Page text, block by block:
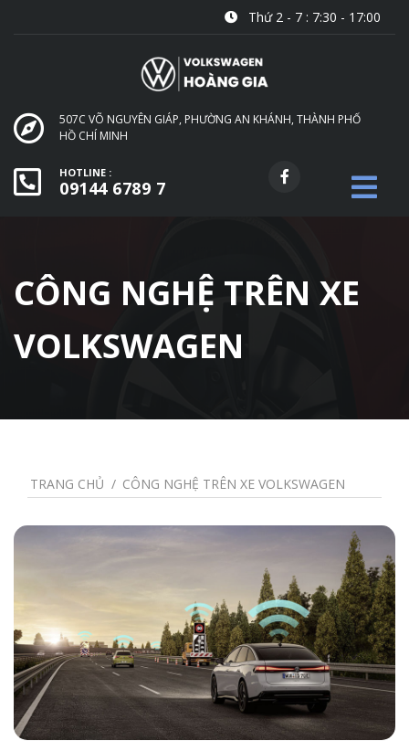
Thứ 2 - 7 : 7:30 - 17:00
507C VÕ NGUYÊN GIÁP, PHƯỜNG AN KHÁNH, THÀNH PHỐ
HỒ CHÍ MINH
HOTLINE :
09144 6789 7
CÔNG NGHỆ TRÊN XE
VOLKSWAGEN
TRANG CHỦ CÔNG NGHỆ TRÊN XE VOLKSWAGEN